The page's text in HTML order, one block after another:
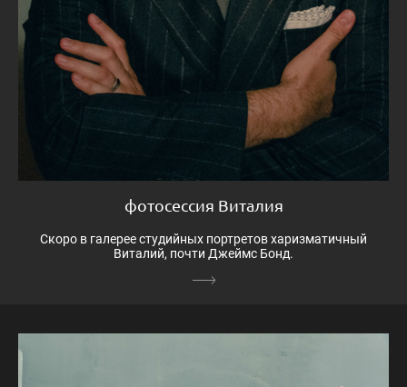
фотосессия Виталия
Скоро в галерее студийных портретов харизматичный
Виталий, почти Джеймс Бонд.